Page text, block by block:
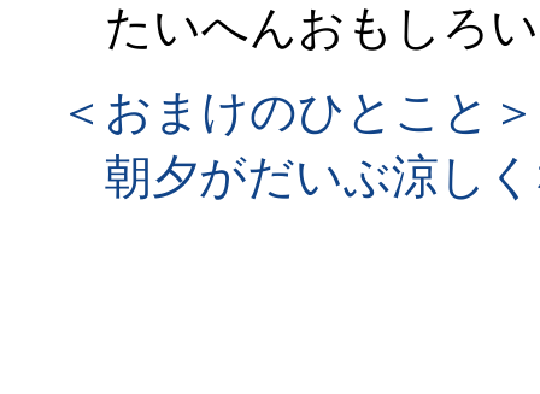
たいへんおもしろ
＜おまけのひとこと＞
朝夕がだいぶ涼し